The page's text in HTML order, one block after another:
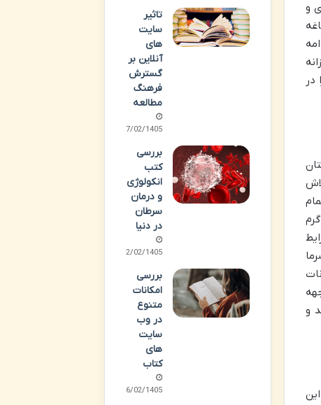
و
و
تاثیر
سایت
های
آنلاین بر
گسترش
فرهنگ
مطالعه
27/02/1405
بررسی
کتب
انکولوژی
و درمان
سرطان
در دنیا
22/02/1405
بررسی
امکانات
متنوع
در وب
سایت
های
کتاب
16/02/1405